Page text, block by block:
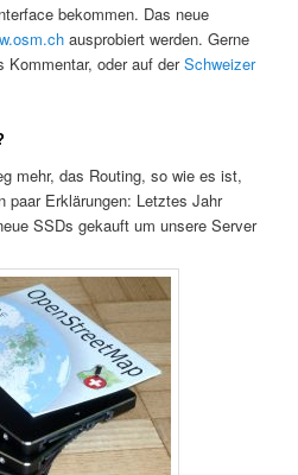
bekommen. Das neue
ausprobiert werden. Gerne
Kommentar, oder auf derSchweizer
mehr, das Routing, so wie es ist,
paar Erklärungen: Letztes Jahr
SSDs gekauft um unsere Server